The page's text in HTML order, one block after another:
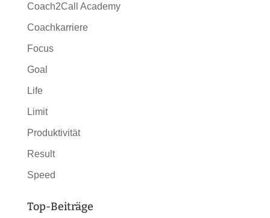
Coach2Call Academy
Coachkarriere
Focus
Goal
Life
Limit
Produktivität
Result
Speed
Top-Beiträge